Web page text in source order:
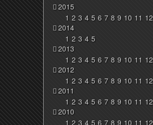
2015
1 2 3 4 5 6 7 8 9 10 11 12
2014
1 2 3 4 5
2013
1 2 3 4 5 6 7 8 9 10 11 12
2012
1 2 3 4 5 6 7 8 9 10 11 12
2011
1 2 3 4 5 6 7 8 9 10 11 12
2010
1 2 3 4 5 6 7 8 9 10 11 12